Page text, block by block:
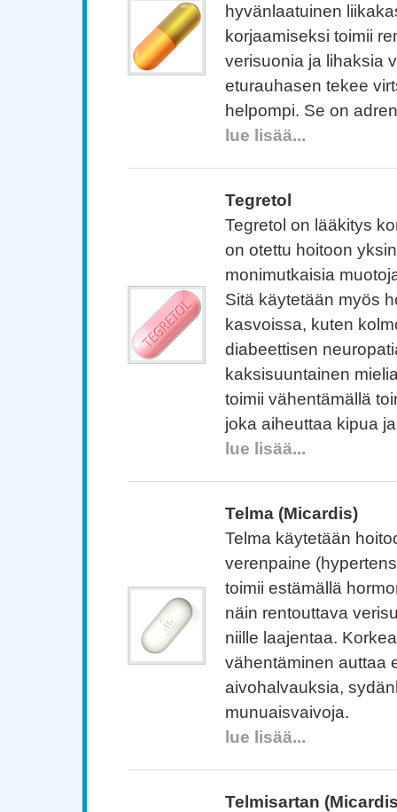
hyvänlaatuinen
korjaamiseksi toimii
verisuonia ja lihaksia
eturauhasen tekee
helpompi. Se on
lue lisää...
Tegretol
Tegretol on lääkitys
on otettu hoitoon
monimutkaisia
Sitä käytetään myös
kasvoissa, kuten
diabeettisen
kaksisuuntainen
toimii vähentämällä
joka aiheuttaa kipua
lue lisää...
Telma (Micardis)
Telma käytetään
verenpaine
toimii estämällä
näin rentouttava
niille laajentaa.
vähentäminen auttaa
aivohalvauksia,
munuaisvaivoja.
lue lisää...
Telmisartan